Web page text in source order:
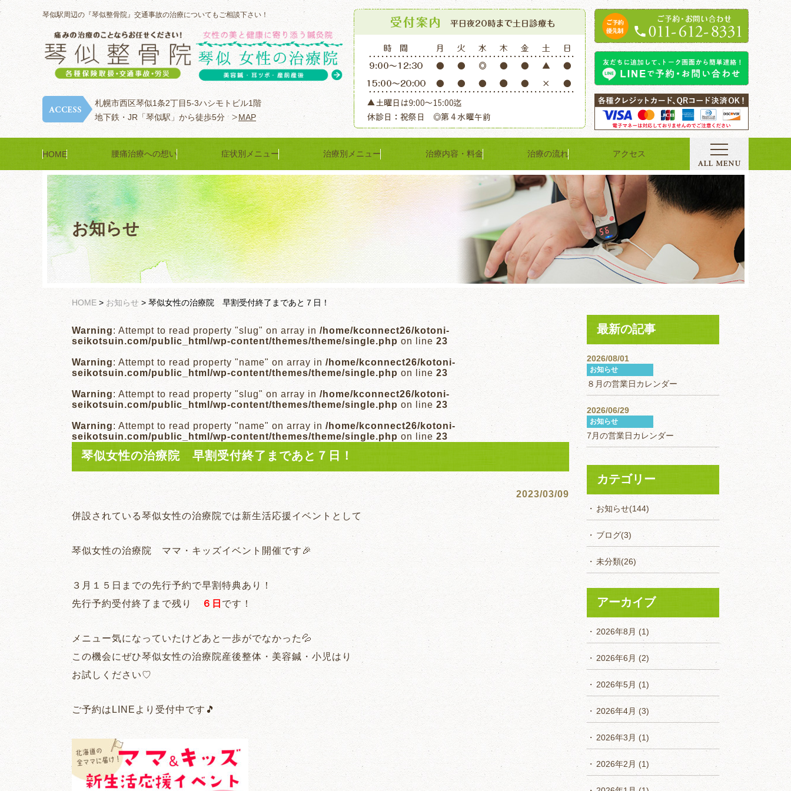
琴似駅周辺の『琴似整骨院』交通事故の治療についてもご相談下さい！
札幌市西区琴似1条2丁目5-3ハシモトビル1階
地下鉄・JR「琴似駅」から徒歩5分
MAP
HOME 腰痛治療への想い 症状別メニュー 治療別メニュー 治療内容・料金 治療の流れ アクセス
お知らせ
HOME > お知らせ > 琴似女性の治療院 早割受付終了まであと７日！
Warning: Attempt to read property "slug" on array in /home/kconnect26/kotoni-
seikotsuin.com/public_html/wp-content/themes/theme/single.php on line 23
Warning: Attempt to read property "name" on array in /home/kconnect26/kotoni-
seikotsuin.com/public_html/wp-content/themes/theme/single.php on line 23
Warning: Attempt to read property "slug" on array in /home/kconnect26/kotoni-
seikotsuin.com/public_html/wp-content/themes/theme/single.php on line 23
Warning: Attempt to read property "name" on array in /home/kconnect26/kotoni-
seikotsuin.com/public_html/wp-content/themes/theme/single.php on line 23
琴似女性の治療院 早割受付終了まであと７日！
2023/03/09
併設されている琴似女性の治療院では新生活応援イベントとして
琴似女性の治療院 ママ・キッズイベント開催です🎉
３月１５日までの先行予約で早割特典あり！
先行予約受付終了まで残り ６日 です！
メニュー気になっていたけどあと一歩がでなかった💦
この機会にぜひ琴似女性の治療院産後整体・美容鍼・小児はり
お試しください♡
ご予約はLINEより受付中です🎵
最新の記事
2026/08/01
お知らせ
８月の営業日カレンダー
2026/06/29
お知らせ
7月の営業日カレンダー
カテゴリー
お知らせ(144)
ブログ(3)
未分類(26)
アーカイブ
2026年8月 (1)
2026年6月 (2)
2026年5月 (1)
2026年4月 (3)
2026年3月 (1)
2026年2月 (1)